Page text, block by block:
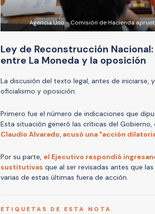
Agencia Uno - Comisión de Hacienda
Ley de Reconstrucción
entre La Moneda y la oposición
La discusión del texto legal, antes de
oficialismo y oposición.
Primero fue el número de indicaciones que
Esta situación generó las críticas del
Claudio Alvarado, acusó una "acción
Por su parte, el Ejecutivo respondió
sustitutivas que al ser revisadas antes que
varias de estas últimas fuera de acción.
ETIQUETAS DE ESTA NOTA